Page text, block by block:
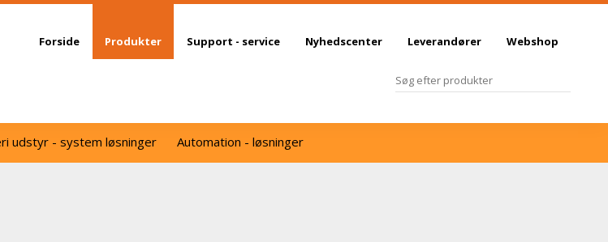
Forside Produkter Support - service Nyhedscenter Leverandører Webshop
udstyr - system løsninger Automation - løsninger